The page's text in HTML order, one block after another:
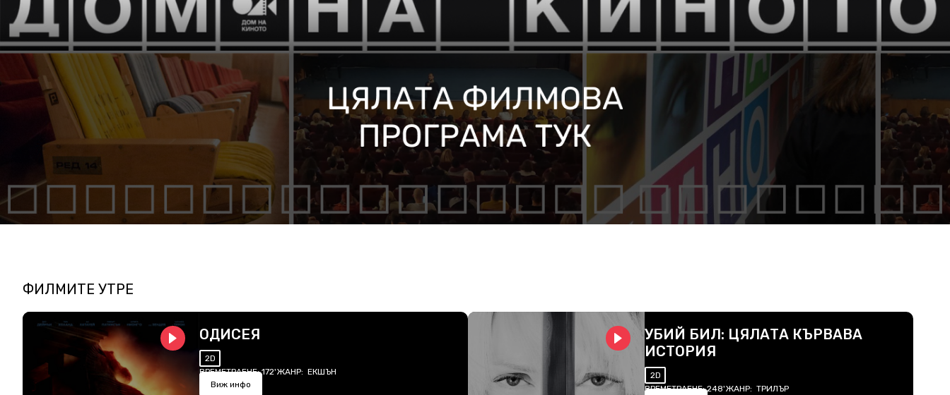
ФИЛМИТЕ УТРЕ
ОДИСЕЯ
2D
ВРЕМЕТРАЕНЕ: 172'ЖАНР: ЕКШЪН
Виж инфо
УБИЙ БИЛ: ЦЯЛАТА КЪРВАВА
ИСТОРИЯ
2D
ВРЕМЕТРАЕНЕ: 248'ЖАНР: ТРИЛЪР